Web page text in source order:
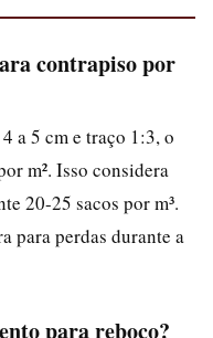
contrapiso por
a 5 cm e traço 1:3, o
m². Isso considera
20-25 sacos por m³.
para perdas durante a
para reboco?